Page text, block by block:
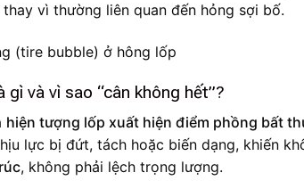
vì thường liên quan đến hỏng sợi bố.
và vì sao “cân không hết”?
hiện tượng lốp xuất hiện điểm phồng bất
lực bị đứt, tách hoặc biến dạng, khiến
, không phải lệch trọng lượng.